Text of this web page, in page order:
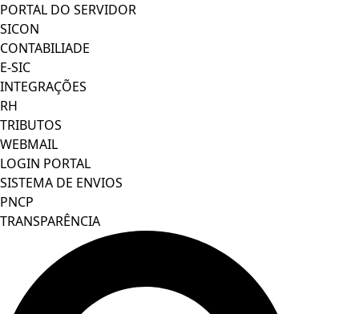
PORTAL DO SERVIDOR
SICON
CONTABILIADE
E-SIC
INTEGRAÇÕES
RH
TRIBUTOS
WEBMAIL
LOGIN PORTAL
SISTEMA DE ENVIOS
PNCP
TRANSPARÊNCIA